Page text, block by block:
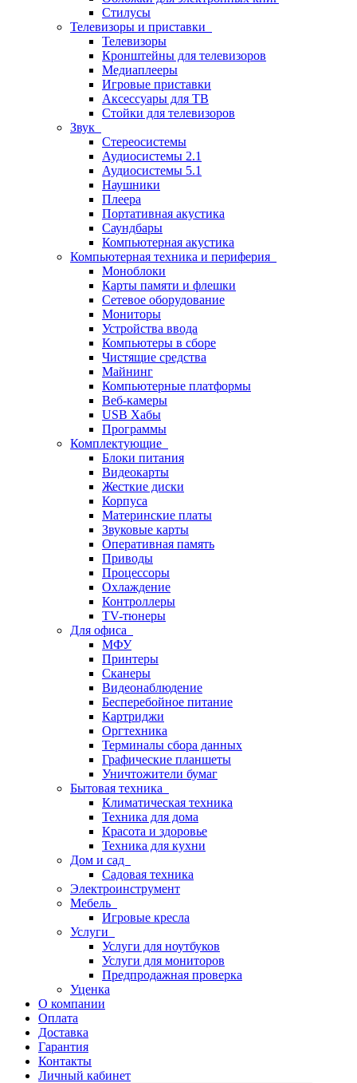
Стилусы
Телевизоры и приставки
Телевизоры
Кронштейны для телевизоров
Медиаплееры
Игровые приставки
Аксессуары для ТВ
Стойки для телевизоров
Звук
Стереосистемы
Аудиосистемы 2.1
Аудиосистемы 5.1
Наушники
Плеера
Портативная акустика
Саундбары
Компьютерная акустика
Компьютерная техника и периферия
Моноблоки
Карты памяти и флешки
Сетевое оборудование
Мониторы
Устройства ввода
Компьютеры в сборе
Чистящие средства
Майнинг
Компьютерные платформы
Веб-камеры
USB Хабы
Программы
Комплектующие
Блоки питания
Видеокарты
Жесткие диски
Корпуса
Материнские платы
Звуковые карты
Оперативная память
Приводы
Процессоры
Охлаждение
Контроллеры
TV-тюнеры
Для офиса
МФУ
Принтеры
Сканеры
Видеонаблюдение
Бесперебойное питание
Картриджи
Оргтехника
Терминалы сбора данных
Графические планшеты
Уничтожители бумаг
Бытовая техника
Климатическая техника
Техника для дома
Красота и здоровье
Техника для кухни
Дом и сад
Садовая техника
Электроинструмент
Мебель
Игровые кресла
Услуги
Услуги для ноутбуков
Услуги для мониторов
Предпродажная проверка
Уценка
О компании
Оплата
Доставка
Гарантия
Контакты
Личный кабинет